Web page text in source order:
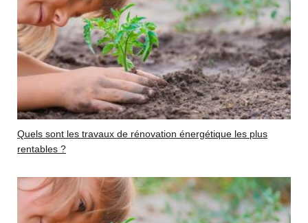
Quels sont les travaux de rénovation énergétique les plus
rentables ?